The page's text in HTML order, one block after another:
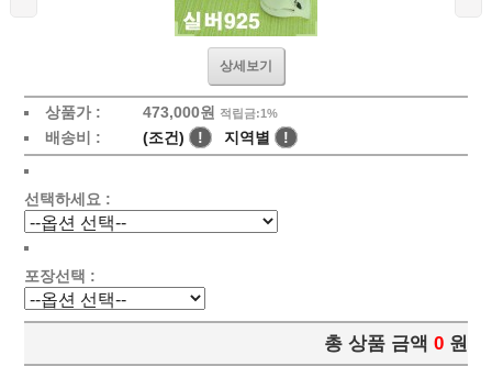
상세보기
상품가 : 473,000원 적립금:1%
배송비 : (조건) ! 지역별 !
선택하세요 :
포장선택 :
총 상품 금액 0 원